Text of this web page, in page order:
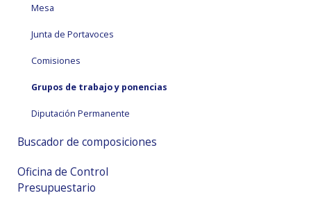
Mesa
Junta de Portavoces
Comisiones
Grupos de trabajo y ponencias
Diputación Permanente
Buscador de composiciones
Oficina de Control
Presupuestario